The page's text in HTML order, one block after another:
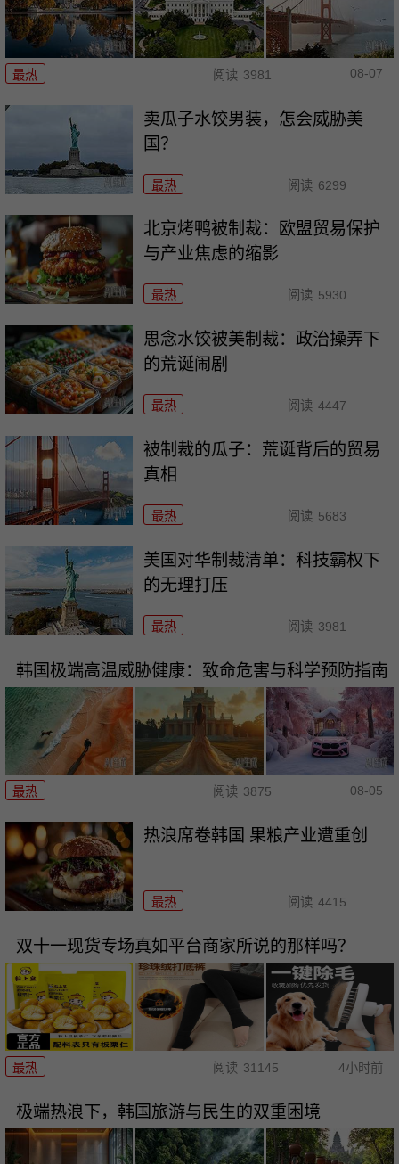
最热 阅读 3981 08-07
卖瓜子水饺男装，怎会威胁美
国？
最热 阅读 6299
北京烤鸭被制裁：欧盟贸易保护
与产业焦虑的缩影
最热 阅读 5930
思念水饺被美制裁：政治操弄下
的荒诞闹剧
最热 阅读 4447
被制裁的瓜子：荒诞背后的贸易
真相
最热 阅读 5683
美国对华制裁清单：科技霸权下
的无理打压
最热 阅读 3981
韩国极端高温威胁健康：致命危害与科学预防指南
最热 阅读 3875 08-05
热浪席卷韩国 果粮产业遭重创
最热 阅读 4415
双十一现货专场真如平台商家所说的那样吗？
最热 阅读 31145 4小时前
极端热浪下，韩国旅游与民生的双重困境